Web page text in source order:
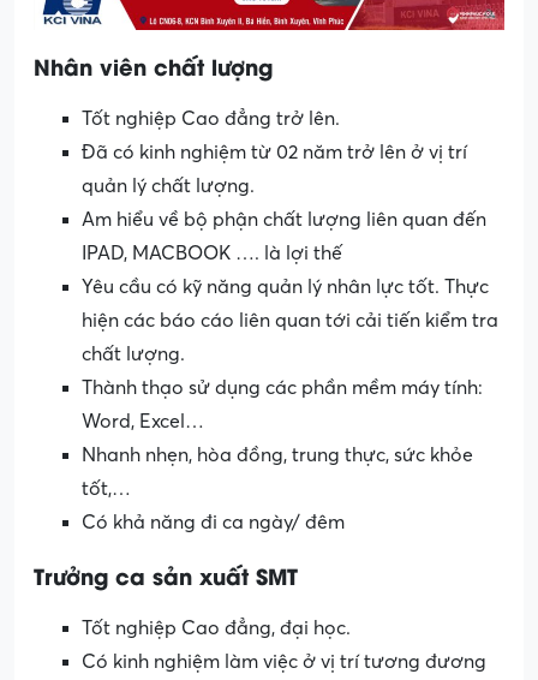
Nhân viên chất lượng
Tốt nghiệp Cao đẳng trở lên.
Đã có kinh nghiệm từ 02 năm trở lên ở vị trí
quản lý chất lượng.
Am hiểu về bộ phận chất lượng liên quan đến
IPAD, MACBOOK …. là lợi thế
Yêu cầu có kỹ năng quản lý nhân lực tốt. Thực
hiện các báo cáo liên quan tới cải tiến kiểm tra
chất lượng.
Thành thạo sử dụng các phần mềm máy tính:
Word, Excel…
Nhanh nhẹn, hòa đồng, trung thực, sức khỏe
tốt,…
Có khả năng đi ca ngày/ đêm
Trưởng ca sản xuất SMT
Tốt nghiệp Cao đẳng, đại học.
Có kinh nghiệm làm việc ở vị trí tương đương